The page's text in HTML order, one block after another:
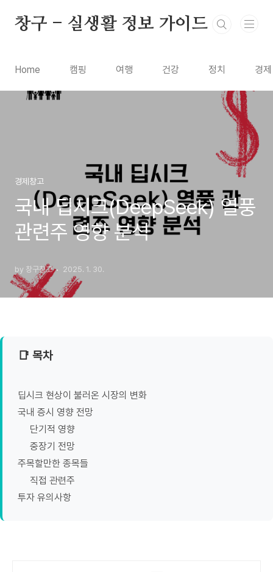
창구 - 실생활 정보 가이드
Home 캠핑 여행 건강 정치 경제
경제창고
국내 딥시크(DeepSeek) 열풍
관련주 영향 분석
by 창구창고 2025. 1. 30.
📑 목차
딥시크 현상이 불러온 시장의 변화
국내 증시 영향 전망
단기적 영향
중장기 전망
주목할만한 종목들
직접 관련주
투자 유의사항